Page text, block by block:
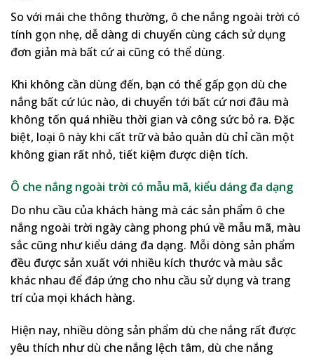
So với mái che thông thường, ô che nắng ngoài trời có
tính gọn nhẹ, dễ dàng di chuyển cùng cách sử dụng
đơn giản mà bất cứ ai cũng có thể dùng.
Khi không cần dùng đến, bạn có thể gấp gọn dù che
nắng bất cứ lúc nào, di chuyển tới bất cứ nơi đâu mà
không tốn quá nhiều thời gian và công sức bỏ ra. Đặc
biệt, loại ô này khi cất trữ và bảo quản dù chỉ cần một
không gian rất nhỏ, tiết kiệm được diện tích.
Ô che nắng ngoài trời có mẫu mã, kiểu dáng đa dạng
Do nhu cầu của khách hàng mà các sản phẩm ô che
nắng ngoài trời ngày càng phong phú về mẫu mã, màu
sắc cũng như kiểu dáng đa dạng. Mỗi dòng sản phẩm
đều được sản xuất với nhiều kích thước và màu sắc
khác nhau để đáp ứng cho nhu cầu sử dụng và trang
trí của mọi khách hàng.
Hiện nay, nhiều dòng sản phẩm dù che nắng rất được
yêu thích như dù che nắng lệch tâm, dù che nắng